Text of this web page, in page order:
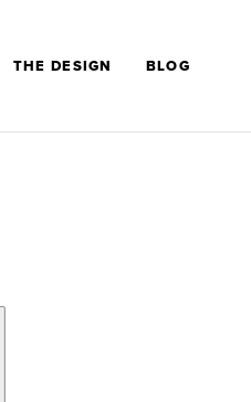
THE DESIGN BLOG